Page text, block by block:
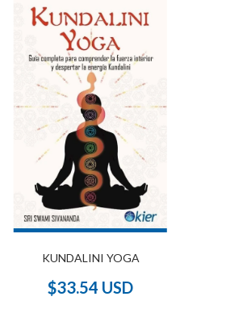
KUNDALINI YOGA
$33.54 USD